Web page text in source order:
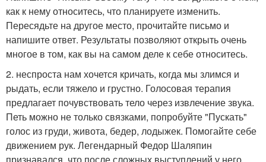
как к нему относитесь, что планируете изменить.
Пересядьте на другое место, прочитайте письмо и
напишите ответ. Результаты позволяют открыть очень
многое в том, как вы на самом деле к себе относитесь.
2. неспроста нам хочется кричать, когда мы злимся и
рыдать, если тяжело и грустно. Голосовая терапия
предлагает почувствовать тело через извлечение звука.
Петь можно не только связками, попробуйте "Пускать"
голос из груди, живота, бедер, лодыжек. Помогайте себе
движением рук. Легендарный Федор Шаляпин